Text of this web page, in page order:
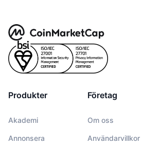
Produkter
Akademi
Annonsera
Företag
Om oss
Användarvillkor